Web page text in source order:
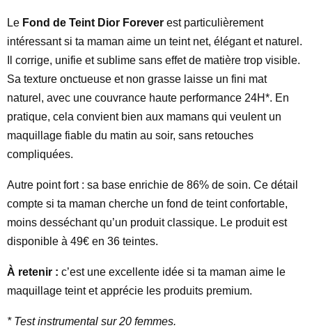
Le Fond de Teint Dior Forever est particulièrement
intéressant si ta maman aime un teint net, élégant et naturel.
Il corrige, unifie et sublime sans effet de matière trop visible.
Sa texture onctueuse et non grasse laisse un fini mat
naturel, avec une couvrance haute performance 24H*. En
pratique, cela convient bien aux mamans qui veulent un
maquillage fiable du matin au soir, sans retouches
compliquées.
Autre point fort : sa base enrichie de 86% de soin. Ce détail
compte si ta maman cherche un fond de teint confortable,
moins desséchant qu’un produit classique. Le produit est
disponible à 49€ en 36 teintes.
À retenir : c’est une excellente idée si ta maman aime le
maquillage teint et apprécie les produits premium.
* Test instrumental sur 20 femmes.